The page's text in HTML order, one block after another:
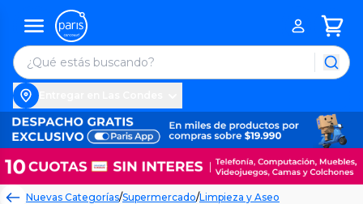
Nuevas Categorías/Supermercado/Limpieza y Aseo